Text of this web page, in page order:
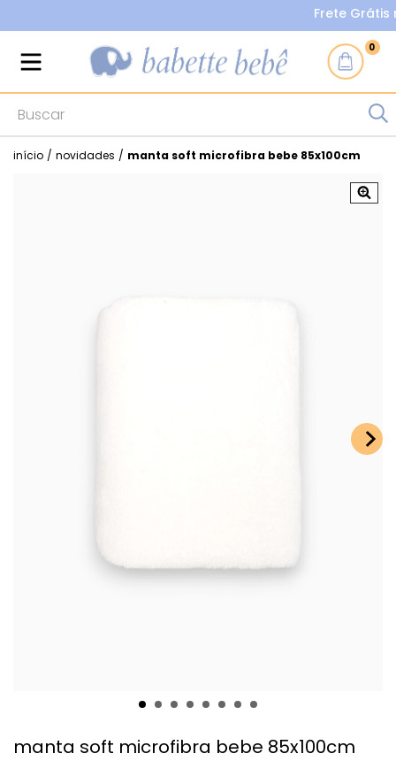
Frete Grátis
0
início / novidades / manta soft microfibra bebe 85x100cm
manta soft microfibra bebe 85x100cm